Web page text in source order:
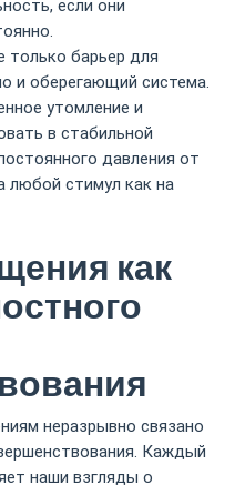
если они
только барьер для
и оберегающий система.
утомление и
в стабильной
давления от
любой стимул как на
как
неразрывно связано
Каждый
наши взгляды о